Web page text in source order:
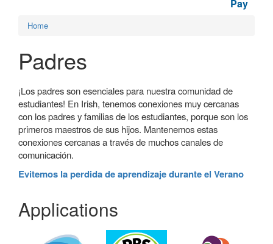
Pay
Home
Padres
¡Los padres son esenciales para nuestra comunidad de
estudiantes! En Irish, tenemos conexiones muy cercanas
con los padres y familias de los estudiantes, porque son los
primeros maestros de sus hijos. Mantenemos estas
conexiones cercanas a través de muchos canales de
comunicación.
Evitemos la perdida de aprendizaje durante el Verano
Applications